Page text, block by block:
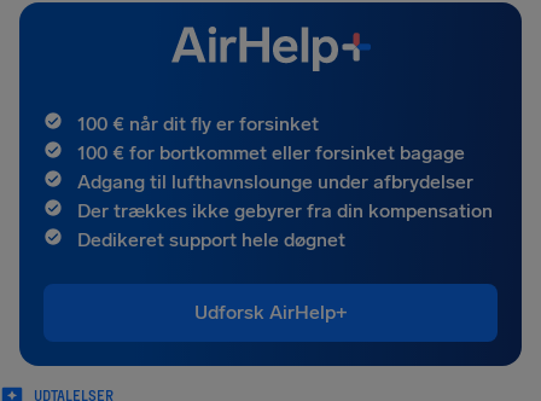
100 € når dit fly er forsinket
100 € for bortkommet eller forsinket bagage
Adgang til lufthavnslounge under afbrydelser
Der trækkes ikke gebyrer fra din kompensation
Dedikeret support hele døgnet
Udforsk AirHelp+
UDTALELSER